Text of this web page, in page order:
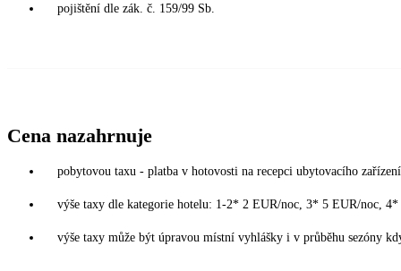
pojištění dle zák. č. 159/99 Sb.
Cena nazahrnuje
pobytovou taxu - platba v hotovosti na recepci ubytovacího
výše taxy dle kategorie hotelu: 1-2* 2 EUR/noc, 3* 5 EUR/noc,
výše taxy může být úpravou místní vyhlášky i v průběhu sezóny